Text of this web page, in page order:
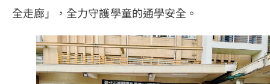
全走廊」，全力守護學童的通學安全。